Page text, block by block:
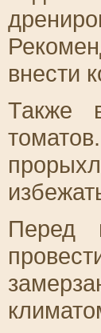
внести
Также
Перед